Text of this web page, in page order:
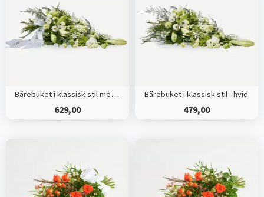
Bårebuket i klassisk stil med bånd - hvid
629,00
Bårebuket i klassisk stil - hvid
479,00